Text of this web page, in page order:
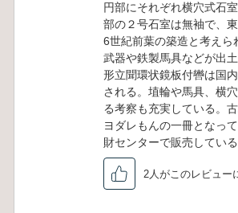
円部にそれぞれ横穴式石
部の２号石室は無袖で、
6世紀前葉の築造と考えら
武器や鉄製馬具などが出
形立聞環状鏡板付轡は国
される。埴輪や馬具、横
る考察も充実している。
ヨダレもんの一冊となっ
財センターで販売している
2人がこのレビュー